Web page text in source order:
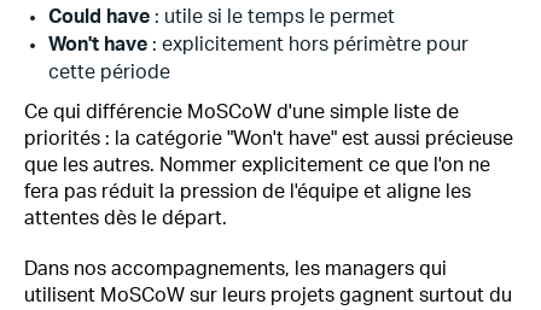
Could have : utile si le temps le permet
Won't have : explicitement hors périmètre pour
cette période
Ce qui différencie MoSCoW d'une simple liste de
priorités : la catégorie "Won't have" est aussi précieuse
que les autres. Nommer explicitement ce que l'on ne
fera pas réduit la pression de l'équipe et aligne les
attentes dès le départ.
Dans nos accompagnements, les managers qui
utilisent MoSCoW sur leurs projets gagnent surtout du